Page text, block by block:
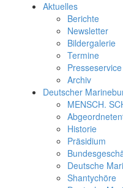
Aktuelles
Berichte
Newsletter
Bildergalerie
Termine
Presseservice
Archiv
Deutscher
MENSCH.
Historie
Präsidium
Deutsche
Shantychöre